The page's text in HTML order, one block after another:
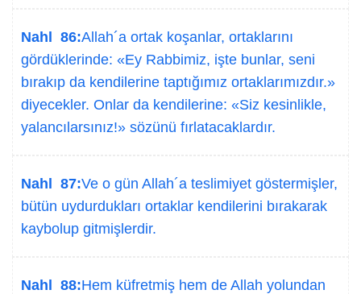
Nahl 86:Allah´a ortak koşanlar, ortaklarını
gördüklerinde: «Ey Rabbimiz, işte bunlar, seni
bırakıp da kendilerine taptığımız ortaklarımızdır.»
diyecekler. Onlar da kendilerine: «Siz kesinlikle,
yalancılarsınız!» sözünü fırlatacaklardır.
Nahl 87:Ve o gün Allah´a teslimiyet göstermişler,
bütün uydurdukları ortaklar kendilerini bırakarak
kaybolup gitmişlerdir.
Nahl 88:Hem küfretmiş hem de Allah yolundan